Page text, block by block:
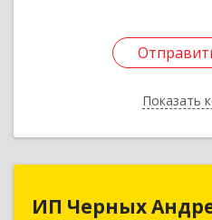
Показать
ИП Черных
ИП Черных